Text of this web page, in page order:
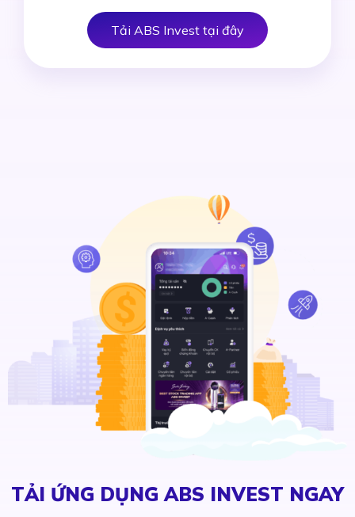
Tải ABS Invest tại đây
TẢI ỨNG DỤNG ABS INVEST NGAY